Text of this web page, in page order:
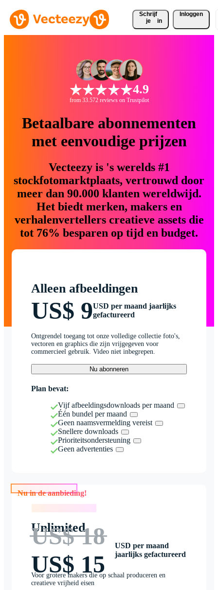
Schrijf
je
in
Inloggen
4.9
from 33.572 reviews on Trustpilot
Betaalbare abonnementen
met eenvoudige prijzen
Vecteezy is 's werelds #1
stockfotomarktplaats, vertrouwd door
meer dan 90.000 klanten wereldwijd.
Het biedt merken, makers en
verhalenvertellers creatieve assets die
tot 76% besparen op tijd en budget.
Alleen afbeeldingen
US$ 9USD per maand jaarlijks
gefactureerd
Ontgrendel toegang tot onze volledige collectie foto's,
vectoren en graphics die zijn vrijgegeven voor
commercieel gebruik. Video niet inbegrepen.
Nu abonneren
Plan bevat:
Vijf afbeeldingsdownloads per maand
Één bundel per maand
Geen naamsvermelding vereist
Snellere downloads
Prioriteitsondersteuning
Geen advertenties
Nu in de aanbieding!
Unlimited
US$ 18
US$ 15
USD per maand
jaarlijks gefactureerd
Voor grotere makers die op schaal produceren en
creatieve vrijheid eisen